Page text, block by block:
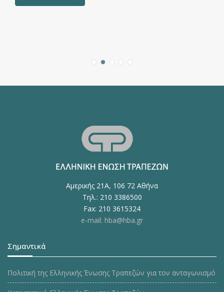
Αμερικής 21Α, 106 72 Αθήνα
Τηλ.: 210 3386500
Fax: 210 3615324
e-mail: hba@hba.gr
Σημαντικά
Πολιτική της Ελληνικής Ένωσης Τραπεζών για τον ανταγωνισμό